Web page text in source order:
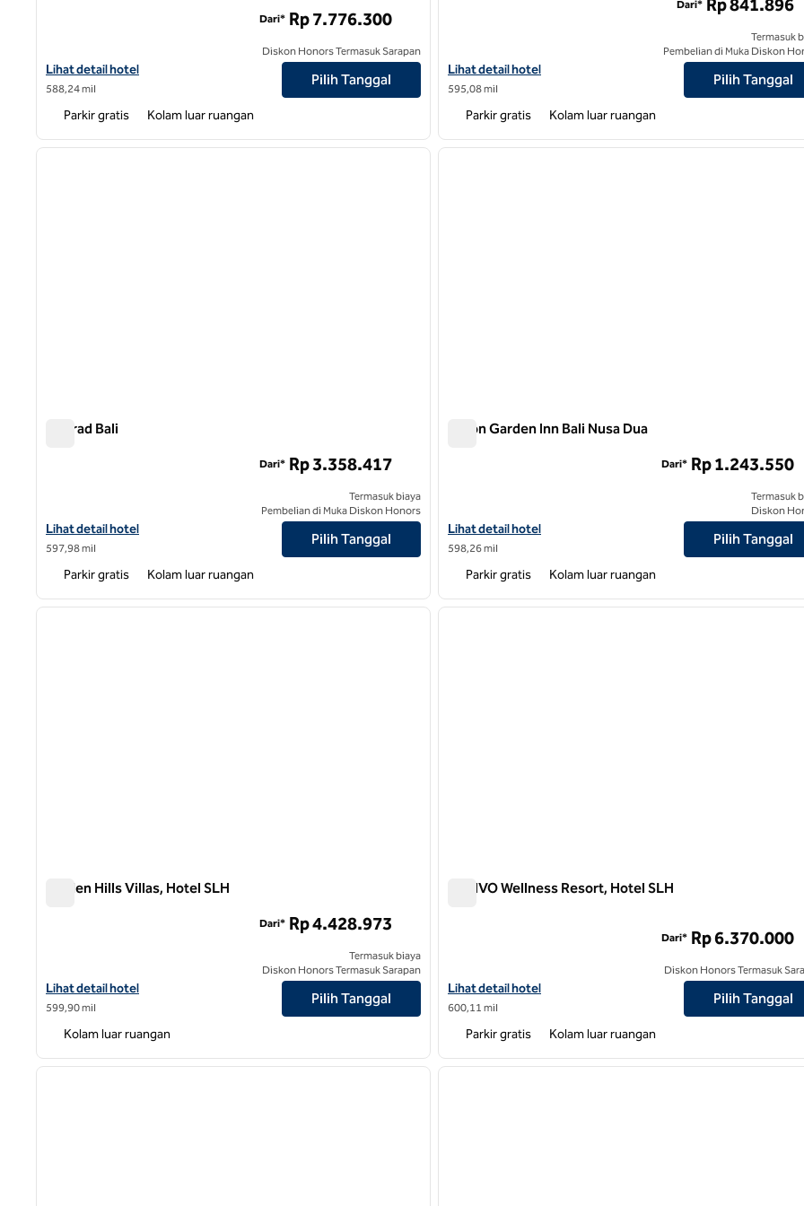
Lihat perincian hotel untuk La Reserve 1785, Hotel SLH
Lihat detail hotel
588,24 mil
Dari* Rp 7.776.300
Diskon Honors Termasuk Sarapan
Pilih Tanggal
Parkir gratis Kolam luar ruangan
Lihat detail hotel untuk Bandara Hilton Garden Inn Bali Ngurah Rai
Lihat detail hotel
595,08 mil
Dari* Rp 841.896
Termasuk
Pembelian di Muka Diskon
Pilih Tanggal
Parkir gratis Kolam luar ruangan
1 dari 12
gambar berikutnya
Conrad Bali
Lihat perincian hotel untuk Conrad Bali
Lihat detail hotel
597,98 mil
Dari* Rp 3.358.417
Termasuk biaya
Pembelian di Muka Diskon Honors
Pilih Tanggal
Parkir gratis Kolam luar ruangan
1 dari 11
Hilton Garden Inn Bali Nusa Dua
Lihat perincian hotel untuk Hilton Garden Inn Bali Nusa Dua
Lihat detail hotel
598,26 mil
Dari* Rp 1.243.550
Termasuk
Diskon
Pilih Tanggal
Parkir gratis Kolam luar ruangan
1 dari 9
gambar berikutnya
Hidden Hills Villas, Hotel SLH
Lihat detail hotel untuk Hidden Hills Villas, Hotel SLH
Lihat detail hotel
599,90 mil
Dari* Rp 4.428.973
Termasuk biaya
Diskon Honors Termasuk Sarapan
Pilih Tanggal
Kolam luar ruangan
1 dari 11
REVIVO Wellness Resort, Hotel SLH
Lihat detail hotel untuk REVIVO Wellness Resort, Hotel SLH
Lihat detail hotel
600,11 mil
Dari* Rp 6.370.000
Diskon Honors Termasuk
Pilih Tanggal
Parkir gratis Kolam luar ruangan
1 dari 10
gambar berikutnya
1 dari 12